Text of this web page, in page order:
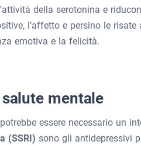
della serotonina e
l’affetto e persino le risate
emotiva e la felicità.
mentale
essere necessario un
(SSRI) sono gli antidepressivi